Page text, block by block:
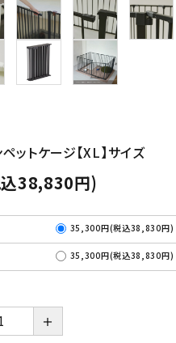
ットケージ【XL】サイズ
38,830円)
35,300円(税込38,830円)
35,300円(税込38,830円)
＋